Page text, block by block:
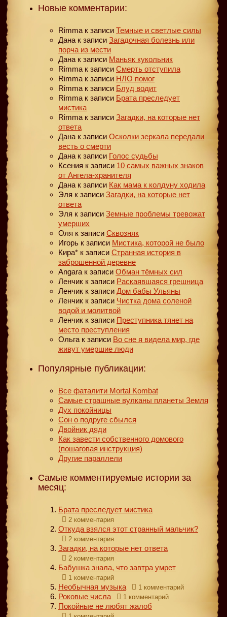
Новые комментарии:
Rimma к записи Темные и светлые силы
Дана к записи Загадочная болезнь или
порча из мести
Дана к записи Маньяк кукольник
Rimma к записи Смерть отступила
Rimma к записи НЛО помог
Rimma к записи Блуд водит
Rimma к записи Брата преследует
мистика
Rimma к записи Загадки, на которые нет
ответа
Дана к записи Осколки зеркала передали
весть о смерти
Дана к записи Голос судьбы
Ксения к записи 10 самых важных знаков
от Ангела-хранителя
Дана к записи Как мама к колдуну ходила
Эля к записи Загадки, на которые нет
ответа
Эля к записи Земные проблемы тревожат
умерших
Оля к записи Сквозняк
Игорь к записи Мистика, которой не было
Кира* к записи Странная история в
заброшенной деревне
Angara к записи Обман тёмных сил
Ленчик к записи Раскаявшаяся грешница
Ленчик к записи Дом бабы Ульяны
Ленчик к записи Чистка дома соленой
водой и молитвой
Ленчик к записи Преступника тянет на
место преступления
Ольга к записи Во сне я видела мир, где
живут умершие люди
Популярные публикации:
Все фаталити Mortal Kombat
Самые страшные вулканы планеты Земля
Дух покойницы
Сон о подруге сбылся
Двойник дяди
Как завести собственного домового
(пошаговая инструкция)
Другие параллели
Самые комментируемые истории за
месяц:
Брата преследует мистика
2 комментария
Откуда взялся этот странный мальчик?
2 комментария
Загадки, на которые нет ответа
2 комментария
Бабушка знала, что завтра умрет
1 комментарий
Необычная музыка 1 комментарий
Роковые числа 1 комментарий
Покойные не любят жалоб